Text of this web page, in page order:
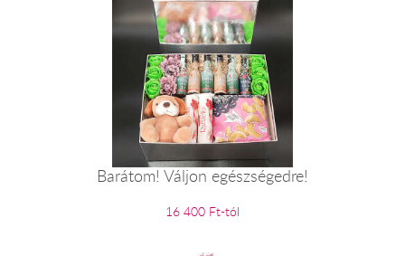
Barátom! Váljon egészségedre!
16 400 Ft-tól